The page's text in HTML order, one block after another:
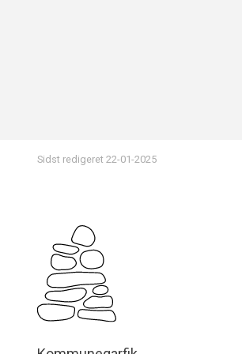
Sidst redigeret 22-01-2025